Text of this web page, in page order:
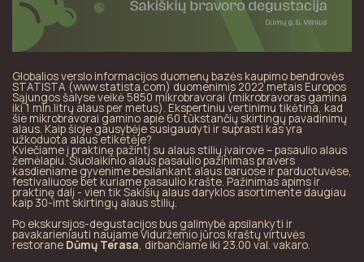
Globalios verslo informacijos duomenų bazės kaupimo bendrovės
STATISTA (www.statista.com) duomenimis 2022 metais Europos
Sąjungos šalyse veikė 5850 mikrobravorai (mikrobravoras gamina
iki 1 mln.litrų alaus per metus). Ekspertiniu vertinimu tikėtina, kad
šie mikrobravorai gamino apie 60 tūkstančių skirtingų pavadinimų
alaus. Kaip šioje gausybėje susigaudyti ir suprasti kas yra
užkoduota alaus etiketėje?
Kviečiame į praktinę pažintį su alaus stilių įvairove – pasaulio alaus
žemėlapiu. Šiuolaikinio alaus pasaulio pažinimas pravers
kasdieniame gyvenime besilankant alaus baruose ir parduotuvėse,
festivaliuose bet kuriame pasaulio krašte. Pažinimas apims ir
praktinę dalį - vien tik Sakišių alaus daryklos asortimente daugiau
kaip 30-imt skirtingų alaus stilių.
Po ekskursijos-degustacijos bus galimybė apsilankyti ir
pavakarieniauti naujame Viduržemio jūros kraštų virtuvės
restorane Dūmų Terasa, dirbančiame iki 23.00 val. vakaro.